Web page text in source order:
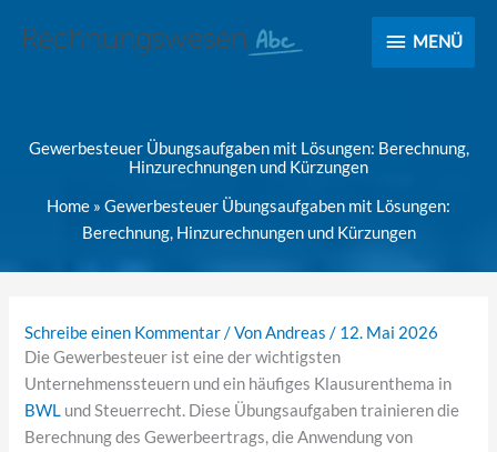
MENÜ
MENÜ
Gewerbesteuer Übungsaufgaben mit Lösungen: Berechnung,
Hinzurechnungen und Kürzungen
Home » Gewerbesteuer Übungsaufgaben mit Lösungen:
Berechnung, Hinzurechnungen und Kürzungen
Schreibe einen Kommentar / VonAndreas/ 12. Mai 2026
Die Gewerbesteuer ist eine der wichtigsten
Unternehmenssteuern und ein häufiges Klausurenthema in
BWL und Steuerrecht. Diese Übungsaufgaben trainieren die
Berechnung des Gewerbeertrags, die Anwendung von